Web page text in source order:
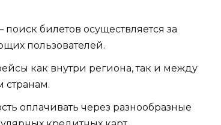
поиск билетов осуществляется за
пользователей.
как внутри региона, так и между
странам.
оплачивать через разнообразные